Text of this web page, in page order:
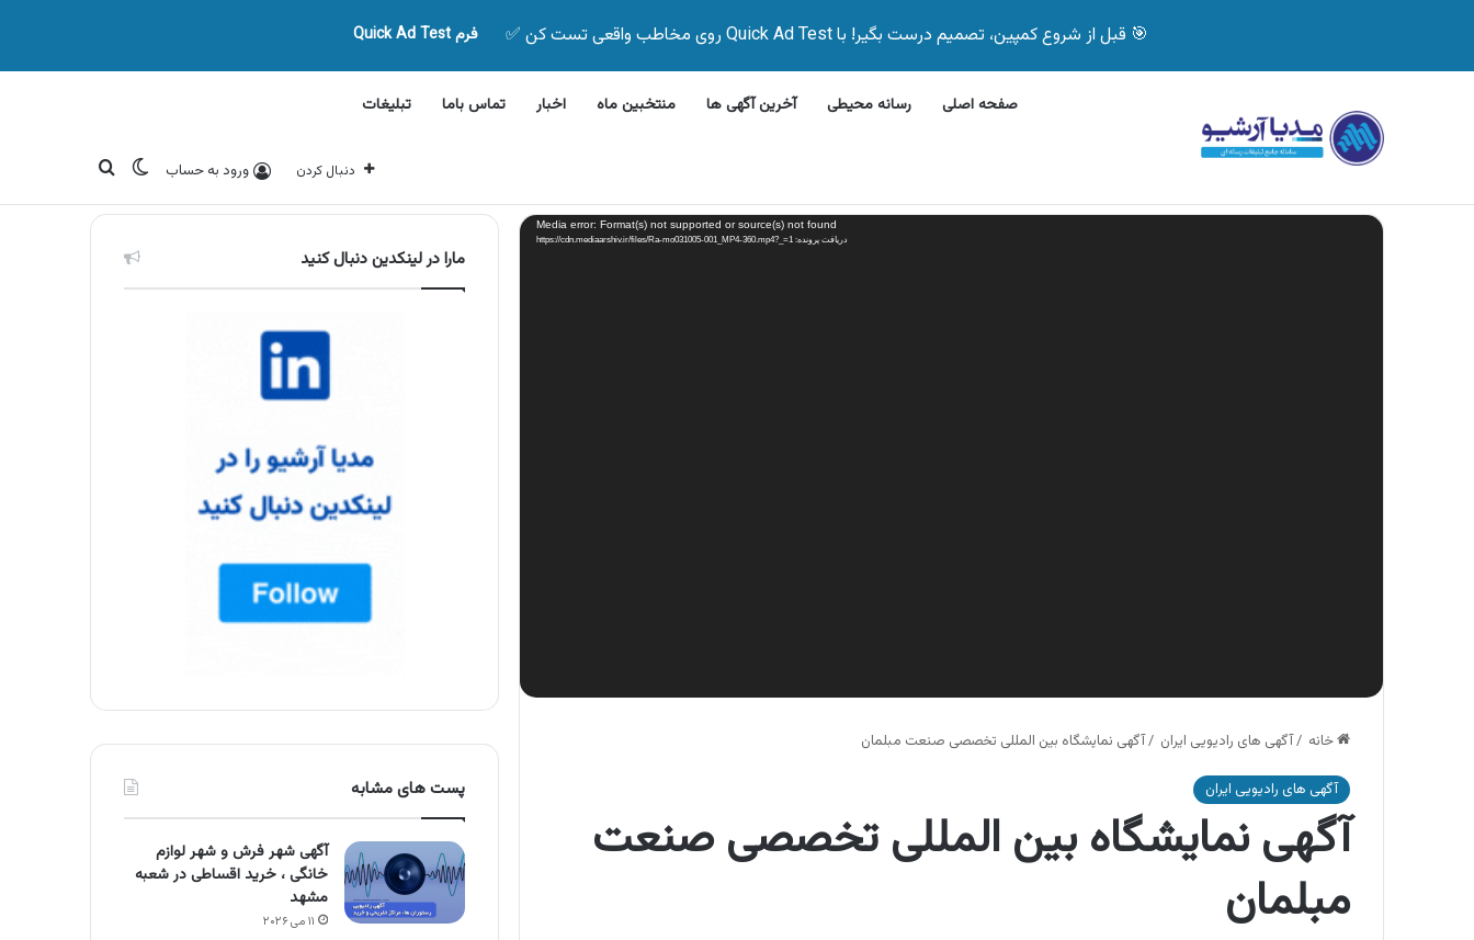
🎯 قبل از شروع کمپین، تصمیم درست بگیر! با Quick Ad Test روی مخاطب واقعی تست کن ✅ فرم Quick Ad Test
صفحه اصلی رسانه محیطی آخرین آگهی ها منتخبین ماه اخبار تماس باما تبلیغات
دنبال کردن ورود به حساب تغییر پوسته
جستجو برای یکشنبه, 9 آگوست 2026 آگهی های تازه
نمایشگر
ویدیو Media error: Format(s) not supported or source(s) not found
دریافت پرونده: https://cdn.mediaarshiv.ir/files/Ra-mo031005-001_MP4-360.mp4?_=1
خانه /آگهی های رادیویی ایران /آگهی نمایشگاه بین المللی تخصصی صنعت مبلمان
آگهی های رادیویی ایران
آگهی نمایشگاه بین المللی تخصصی صنعت
مبلمان
مارا در لینکدین دنبال کنید
پست های مشابه
آگهی شهر فرش و شهر لوازم
خانگی ، خرید اقساطی در شعبه
مشهد
۱۱ می ۲۰۲۶